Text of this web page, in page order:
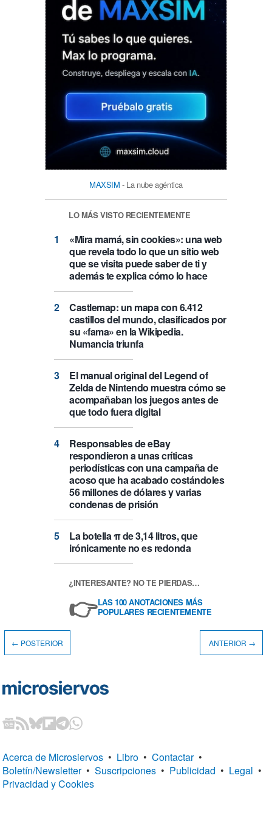
MAXSIM - La nube agéntica
LO MÁS VISTO RECIENTEMENTE
«Mira mamá, sin cookies»: una web
que revela todo lo que un sitio web
que se visita puede saber de ti y
además te explica cómo lo hace
Castlemap: un mapa con 6.412
castillos del mundo, clasificados por
su «fama» en la Wikipedia.
Numancia triunfa
El manual original del Legend of
Zelda de Nintendo muestra cómo se
acompañaban los juegos antes de
que todo fuera digital
Responsables de eBay
respondieron a unas críticas
periodísticas con una campaña de
acoso que ha acabado costándoles
56 millones de dólares y varias
condenas de prisión
La botella π de 3,14 litros, que
irónicamente no es redonda
¿INTERESANTE? NO TE PIERDAS…
👉LAS 100 ANOTACIONES MÁS
POPULARES RECIENTEMENTE
← POSTERIOR ANTERIOR →
Acerca de Microsiervos • Libro • Contactar •
Boletín/Newsletter • Suscripciones • Publicidad • Legal •
Privacidad y Cookies